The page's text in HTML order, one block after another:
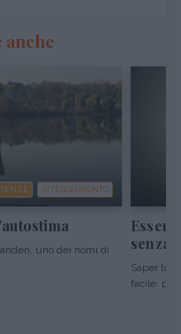
ATTEGGIAMENTO
uno dei nomi di
senza
Saper
facile: per